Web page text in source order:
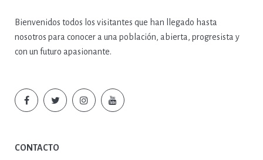
Bienvenidos todos los visitantes que han llegado hasta
nosotros para conocer a una población, abierta, progresista y
con un futuro apasionante.
CONTACTO